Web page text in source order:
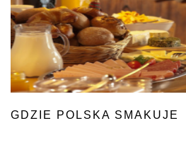
GDZIE POLSKA SMAKUJE